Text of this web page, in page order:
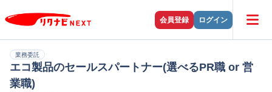
会員登録 ログイン
業務委託
エコ製品のセールスパートナー(選べるPR職 or 営
業職)